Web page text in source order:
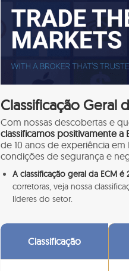
Classificação Geral
Com nossas descobertas e
classificamos positivamente a
de 10 anos de experiência
condições de segurança e
A classificação geral da ECM
corretoras, veja nossa
líderes do setor.
Classificação